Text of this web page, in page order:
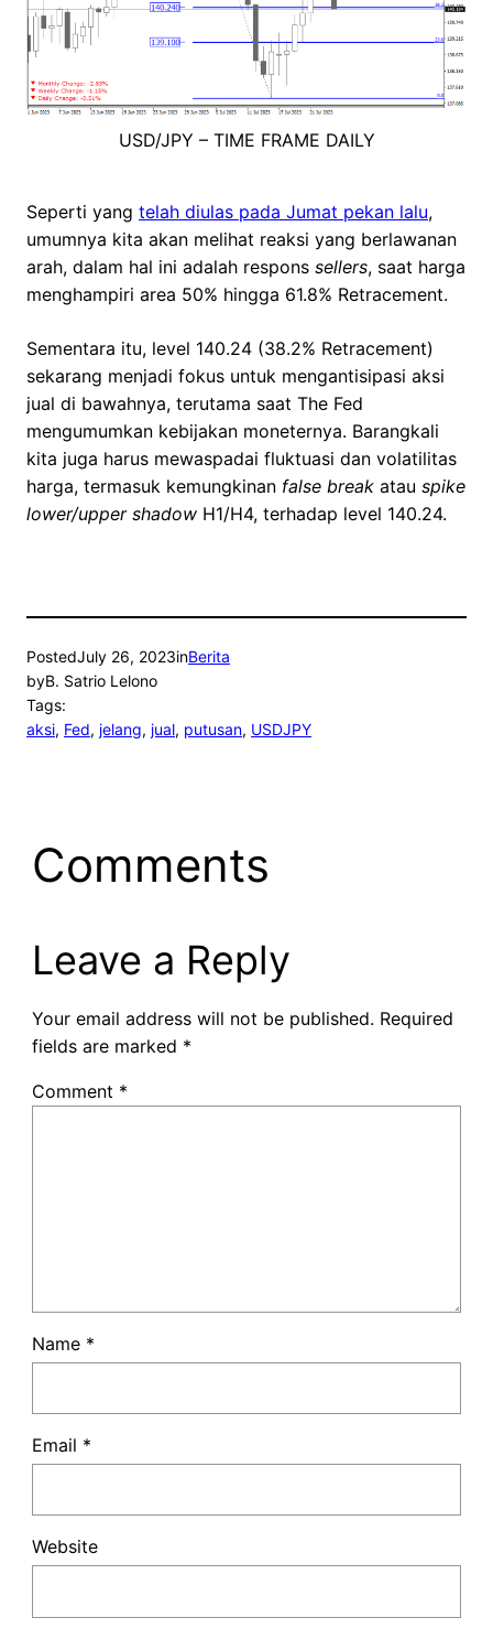
USD/JPY – TIME FRAME DAILY
Seperti yang telah diulas pada Jumat pekan lalu,
umumnya kita akan melihat reaksi yang berlawanan
arah, dalam hal ini adalah respons sellers, saat harga
menghampiri area 50% hingga 61.8% Retracement.
Sementara itu, level 140.24 (38.2% Retracement)
sekarang menjadi fokus untuk mengantisipasi aksi
jual di bawahnya, terutama saat The Fed
mengumumkan kebijakan moneternya. Barangkali
kita juga harus mewaspadai fluktuasi dan volatilitas
harga, termasuk kemungkinan false break atau spike
lower/upper shadow H1/H4, terhadap level 140.24.
PostedJuly 26, 2023inBerita
byB. Satrio Lelono
Tags:
aksi, Fed, jelang, jual, putusan, USDJPY
Comments
Leave a Reply
Your email address will not be published. Required
fields are marked *
Comment *
Name *
Email *
Website